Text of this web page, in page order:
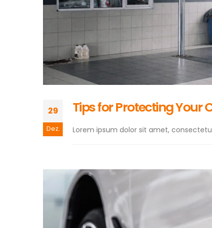
29
Dez.
Tips for Protecting Your
Lorem ipsum dolor sit amet,